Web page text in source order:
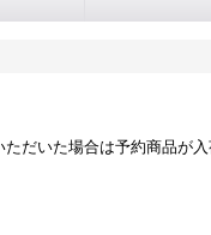
だいた場合は予約商品が